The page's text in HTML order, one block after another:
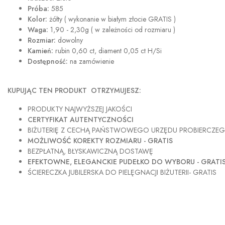
Próba: 585
Kolor: żółty ( wykonanie w białym złocie GRATIS )
Waga: 1,90 - 2,30g ( w zależności od rozmiaru )
Rozmiar: dowolny
Kamień: rubin 0,60 ct, diament 0,05 ct H/Si
Dostępność: na zamówienie
KUPUJĄC TEN PRODUKT OTRZYMUJESZ:
PRODUKTY NAJWYŻSZEJ JAKOŚCI
CERTYFIKAT AUTENTYCZNOŚCI
BIŻUTERIĘ Z CECHĄ PAŃSTWOWEGO URZĘDU
MOŻLIWOŚĆ KOREKTY ROZMIARU - GRATIS
BEZPŁATNĄ, BŁYSKAWICZNĄ DOSTAWĘ
EFEKTOWNE, ELEGANCKIE PUDEŁKO DO WYBORU -
ŚCIERECZKA JUBILERSKA DO PIELĘGNACJI BIŻUTERII- GRATIS